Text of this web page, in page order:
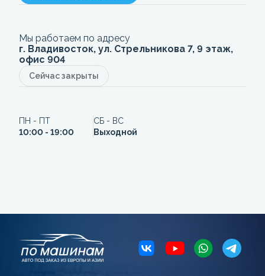
Мы работаем по адресу
г. Владивосток, ул. Стрельникова 7, 9 этаж,
офис 904
Сейчас закрыты
ПН - ПТ
10:00 - 19:00
СБ - ВС
Выходной